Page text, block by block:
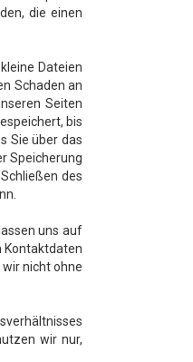
die einen
Dateien
Schaden an
Seiten
bis
Sie über das
Speicherung
des
uns auf
Kontaktdaten
nicht ohne
wir nur,